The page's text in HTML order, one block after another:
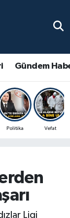
Gündem
Politika Vefat
Ligi